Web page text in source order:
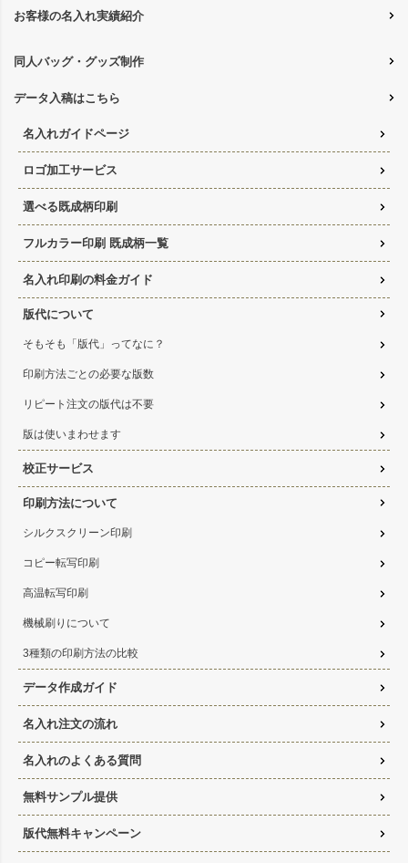
お客様の名入れ実績紹介
同人バッグ・グッズ制作
データ入稿はこちら
名入れガイドページ
ロゴ加工サービス
選べる既成柄印刷
フルカラー印刷 既成柄一覧
名入れ印刷の料金ガイド
版代について
そもそも「版代」ってなに？
印刷方法ごとの必要な版数
リピート注文の版代は不要
版は使いまわせます
校正サービス
印刷方法について
シルクスクリーン印刷
コピー転写印刷
高温転写印刷
機械刷りについて
3種類の印刷方法の比較
データ作成ガイド
名入れ注文の流れ
名入れのよくある質問
無料サンプル提供
版代無料キャンペーン